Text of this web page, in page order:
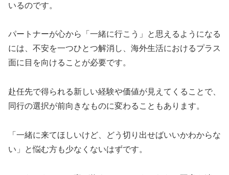
いるのです。
パートナーが心から「一緒に行こう」と思えるようになる
には、不安を一つひとつ解消し、海外生活におけるプラス
面に目を向けることが必要です。
赴任先で得られる新しい経験や価値が見えてくることで、
同行の選択が前向きなものに変わることもあります。
「一緒に来てほしいけど、どう切り出せばいいかわからな
い」と悩む方も少なくないはずです。